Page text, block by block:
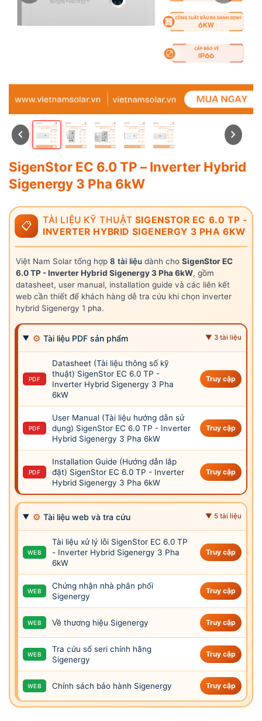
SigenStor EC 6.0 TP – Inverter Hybrid
Sigenergy 3 Pha 6kW
📋 TÀI LIỆU KỸ THUẬT SIGENSTOR EC 6.0 TP -
INVERTER HYBRID SIGENERGY 3 PHA 6KW
Việt Nam Solar tổng hợp 8 tài liệu dành cho SigenStor EC
6.0 TP - Inverter Hybrid Sigenergy 3 Pha 6kW, gồm
datasheet, user manual, installation guide và các liên kết
web cần thiết để khách hàng dễ tra cứu khi chọn inverter
hybrid Sigenergy 1 pha.
⚙ Tài liệu PDF sản phẩm ▼ 3 tài liệu
PDF
Datasheet (Tài liệu thông số kỹ
thuật) SigenStor EC 6.0 TP -
Inverter Hybrid Sigenergy 3 Pha
6kW
Truy cập
PDF
User Manual (Tài liệu hướng dẫn sử
dụng) SigenStor EC 6.0 TP - Inverter
Hybrid Sigenergy 3 Pha 6kW
Truy cập
PDF
Installation Guide (Hướng dẫn lắp
đặt) SigenStor EC 6.0 TP - Inverter
Hybrid Sigenergy 3 Pha 6kW
Truy cập
⚙ Tài liệu web và tra cứu ▼ 5 tài liệu
WEB
Tài liệu xử lý lỗi SigenStor EC 6.0 TP
- Inverter Hybrid Sigenergy 3 Pha
6kW
Truy cập
WEB
Chứng nhận nhà phân phối
Sigenergy
Truy cập
WEB Về thương hiệu Sigenergy Truy cập
WEB
Tra cứu số seri chính hãng
Sigenergy
Truy cập
WEB Chính sách bảo hành Sigenergy Truy cập